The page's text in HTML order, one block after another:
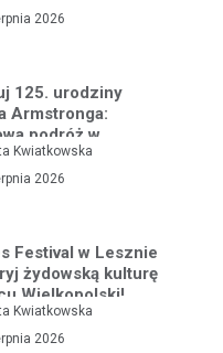
2026
125. urodziny
Armstronga:
podróż w
Jazzu
Kwiatkowska
2026
Festival w Lesznie
żydowską kulturę
Wielkopolski!
Kwiatkowska
2026